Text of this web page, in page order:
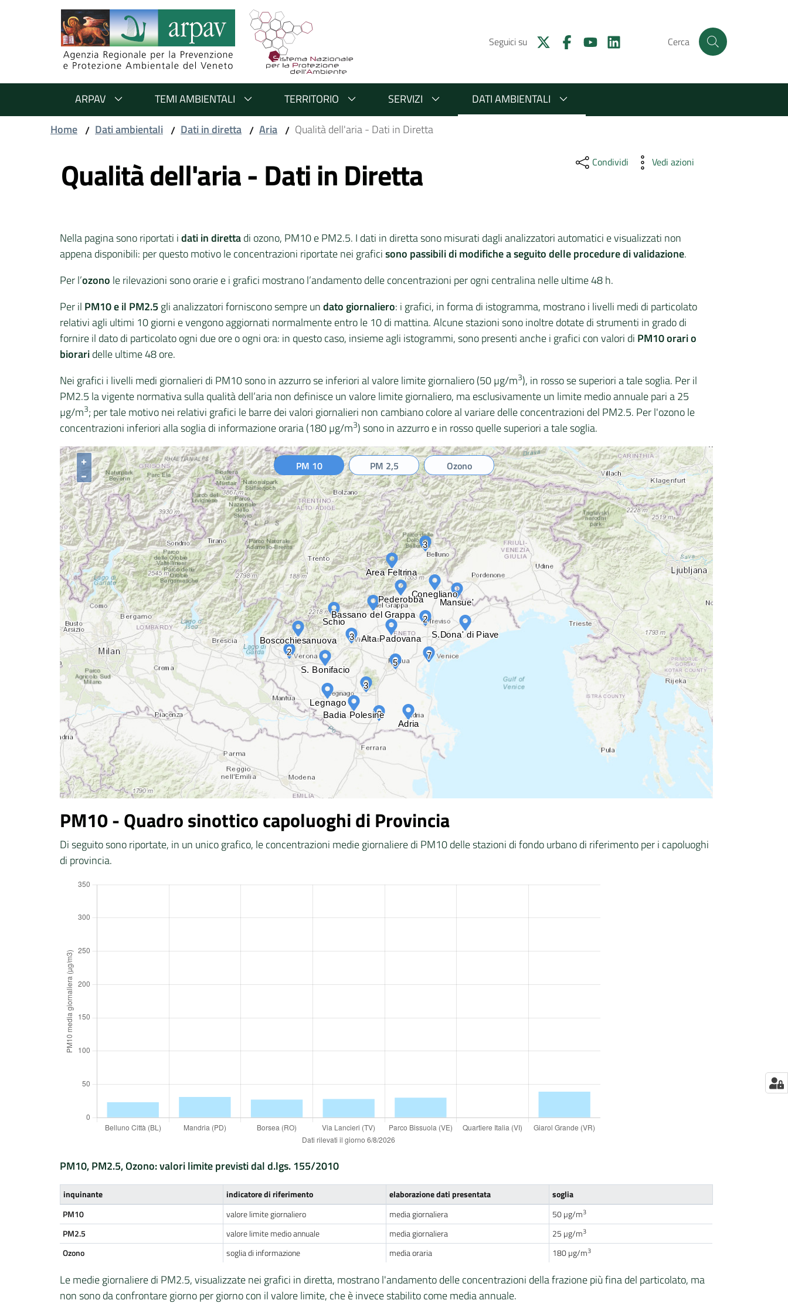
Salta al contenuto
Salta alla navigazione
Salta al footer
Seguici su Cerca
ARPAV TEMI AMBIENTALI TERRITORIO SERVIZI
DATI AMBIENTALI
Home / Dati ambientali / Dati in diretta / Aria / Qualità dell'aria - Dati in Diretta
Qualità dell'aria - Dati in Diretta Condividi Vedi azioni
Nella pagina sono riportati idati in direttadi ozono, PM10 e PM2.5. I dati in diretta sono misurati dagli analizzatori automatici e visualizzati non
appena disponibili: per questo motivo le concentrazioni riportate nei graficisono passibili di modifiche a seguito delle procedure di validazione.
Per l’ozono le rilevazioni sono orarie e i grafici mostrano l’andamento delle concentrazioni per ogni centralina nelle ultime 48 h.
Per il PM10 e il PM2.5 gli analizzatori forniscono sempre undato giornaliero: i grafici, in forma di istogramma, mostrano i livelli medi di particolato
relativi agli ultimi 10 giorni e vengono aggiornati normalmente entro le 10 di mattina. Alcune stazioni sono inoltre dotate di strumenti in grado di
fornire il dato di particolato ogni due ore o ogni ora: in questo caso, insieme agli istogrammi, sono presenti anche i grafici con valori di PM10 orari o
bioraridelle ultime 48 ore.
Nei grafici i livelli medi giornalieri di PM10 sono in azzurro se inferiori al valore limite giornaliero (50 µg/m3), in rosso se superiori a tale soglia. Per il
PM2.5 la vigente normativa sulla qualità dell’aria non definisce un valore limite giornaliero, ma esclusivamente un limite medio annuale pari a 25
µg/m3; per tale motivo nei relativi grafici le barre dei valori giornalieri non cambiano colore al variare delle concentrazioni del PM2.5. Per l'ozono le
concentrazioni inferiori alla soglia di informazione oraria (180 µg/m3) sono in azzurro e in rosso quelle superiori a tale soglia.
+
−
PM 10 PM 2,5 Ozono
PM10 - Quadro sinottico capoluoghi di Provincia
Di seguito sono riportate, in un unico grafico, le concentrazioni medie giornaliere di PM10 delle stazioni di fondo urbano di riferimento per i capoluoghi
di provincia.
PM10, PM2.5, Ozono: valori limite previsti dal d.lgs. 155/2010
inquinante indicatore di riferimento elaborazione dati presentata
soglia
PM10
valore limite giornaliero media giornaliera 50 µg/m3
PM2.5 valore limite medio annuale media giornaliera 25 µg/m3
Ozono soglia di informazione media oraria 180 µg/m3
Le medie giornaliere di PM2.5, visualizzate nei grafici in diretta, mostrano l'andamento delle concentrazioni della frazione più fina del particolato, ma
non sono da confrontare giorno per giorno con il valore limite, che è invece stabilito come media annuale.